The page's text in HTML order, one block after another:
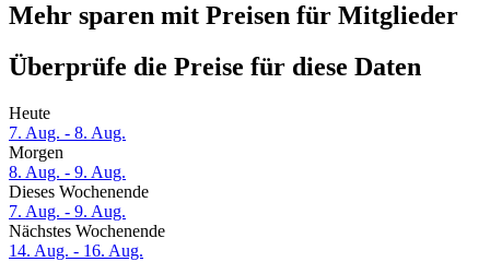
Mehr sparen mit Preisen für Mitglieder
Überprüfe die Preise für diese Daten
Heute
7. Aug. - 8. Aug.
Morgen
8. Aug. - 9. Aug.
Dieses Wochenende
7. Aug. - 9. Aug.
Nächstes Wochenende
14. Aug. - 16. Aug.